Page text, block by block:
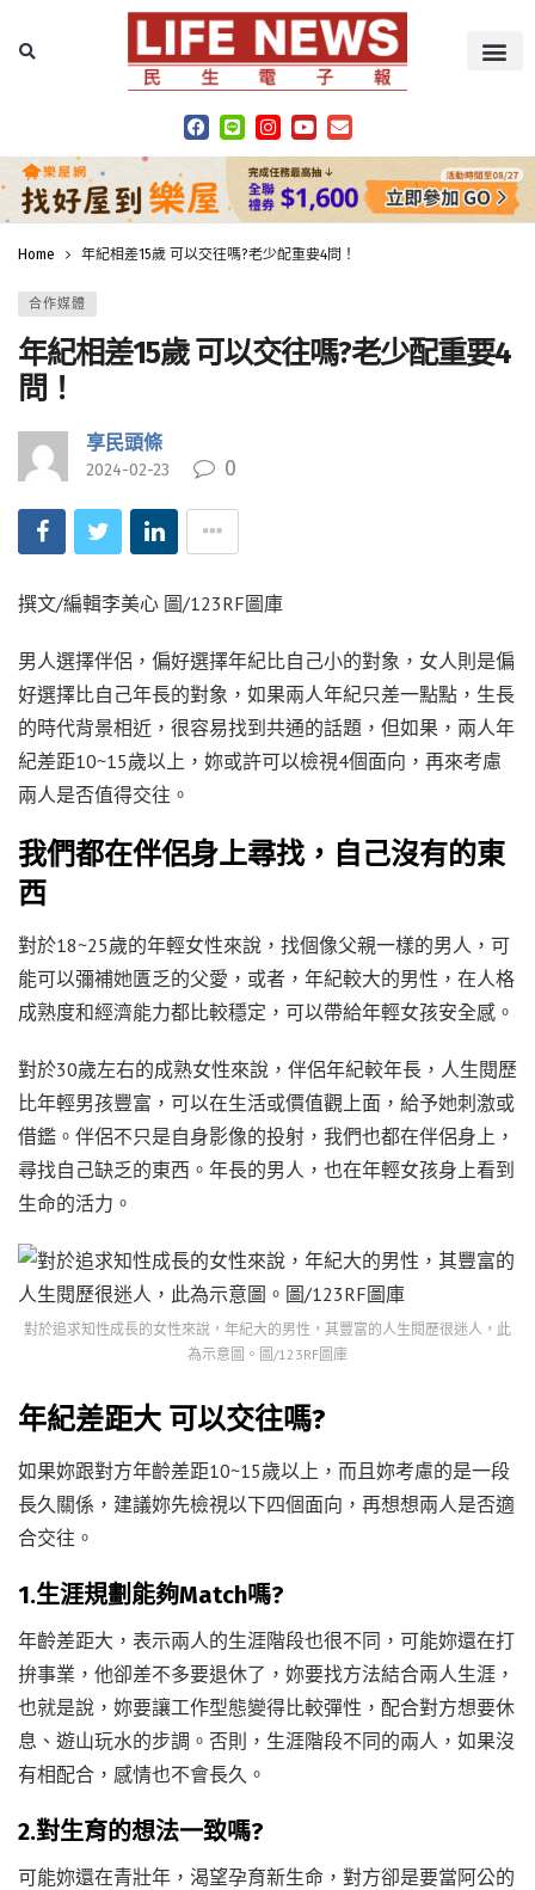
Home 年紀相差15歲 可以交往嗎?老少配重要4問！
合作媒體
年紀相差15歲 可以交往嗎?老少配重要4
問！
享民頭條
2024-02-23 0
撰文/編輯李美心 圖/123RF圖庫
男人選擇伴侶，偏好選擇年紀比自己小的對象，女人則是偏
好選擇比自己年長的對象，如果兩人年紀只差一點點，生長
的時代背景相近，很容易找到共通的話題，但如果，兩人年
紀差距10~15歲以上，妳或許可以檢視4個面向，再來考慮
兩人是否值得交往。
我們都在伴侶身上尋找，自己沒有的東
西
對於18~25歲的年輕女性來說，找個像父親一樣的男人，可
能可以彌補她匱乏的父愛，或者，年紀較大的男性，在人格
成熟度和經濟能力都比較穩定，可以帶給年輕女孩安全感。
對於30歲左右的成熟女性來說，伴侶年紀較年長，人生閱歷
比年輕男孩豐富，可以在生活或價值觀上面，給予她刺激或
借鑑。伴侶不只是自身影像的投射，我們也都在伴侶身上，
尋找自己缺乏的東西。年長的男人，也在年輕女孩身上看到
生命的活力。
對於追求知性成長的女性來說，年紀大的男性，其豐富的人生閱歷很迷人，此
為示意圖。圖/123RF圖庫
年紀差距大 可以交往嗎?
如果妳跟對方年齡差距10~15歲以上，而且妳考慮的是一段
長久關係，建議妳先檢視以下四個面向，再想想兩人是否適
合交往。
1.生涯規劃能夠Match嗎?
年齡差距大，表示兩人的生涯階段也很不同，可能妳還在打
拚事業，他卻差不多要退休了，妳要找方法結合兩人生涯，
也就是說，妳要讓工作型態變得比較彈性，配合對方想要休
息、遊山玩水的步調。否則，生涯階段不同的兩人，如果沒
有相配合，感情也不會長久。
2.對生育的想法一致嗎?
可能妳還在青壯年，渴望孕育新生命，對方卻是要當阿公的